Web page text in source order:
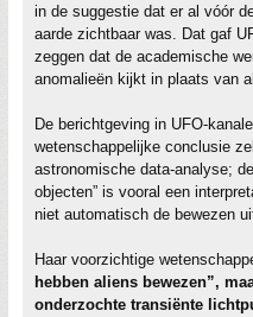
in de suggestie dat er al vóór
aarde zichtbaar was. Dat gaf
zeggen dat de academische
anomalieën kijkt in plaats van
De berichtgeving in UFO-
wetenschappelijke conclusie
astronomische data-analyse;
objecten” is vooral een
niet automatisch de bewezen
Haar voorzichtige
hebben aliens bewezen”,
onderzochte transiënte